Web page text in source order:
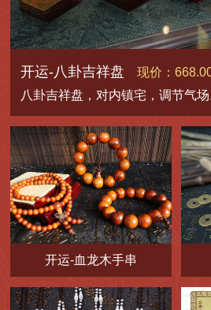
开运-八卦吉祥盘
现价：
八卦吉祥盘，对内镇宅，调节气场
开运-血龙木手串